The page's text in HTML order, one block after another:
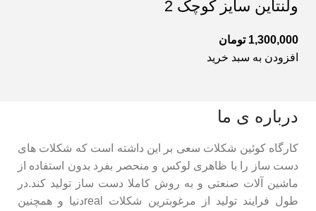
ولنتاین سایز کوچک 2
1,300,000 تومان
افزودن به سبد خرید
درباره ی ما
کارگاه کوئین شکلات سعی بر این داشته است که شکلات های
دست ساز را با ظاهری لوکس و منحصر بفرد بدون استفاده از
ماشین آلات صنعتی و به روش کاملا دست ساز تولید کند.در
طول فرایند تولید از مرغوبترین شکلات realدنیا و همچنین